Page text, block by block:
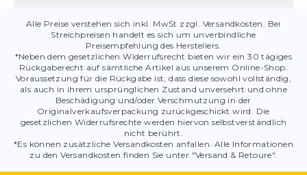
Alle Preise verstehen sich inkl. MwSt zzgl. Versandkosten. Bei
Streichpreisen handelt es sich um unverbindliche
Preisempfehlung des Herstellers.
*Neben dem gesetzlichen Widerrufsrecht bieten wir ein 30 tägiges
Rückgaberecht auf sämtliche Artikel aus unserem Online-Shop.
Voraussetzung für die Rückgabe ist, dass diese sowohl vollständig,
als auch in ihrem ursprünglichen Zustand unversehrt und ohne
Beschädigung und/oder Verschmutzung in der
Originalverkaufsverpackung zurückgeschickt wird. Die
gesetzlichen Widerrufsrechte werden hiervon selbstverständlich
nicht berührt.
*Es können zusätzliche Versandkosten anfallen. Alle Informationen
zu den Versandkosten finden Sie unter "Versand & Retoure".